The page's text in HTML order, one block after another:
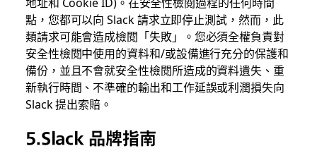
點，您都可以向 Slack 請求立即停止測試，然而，此
類請求可能會造成檢閱「失敗」。您必須全權負責對
安全性檢閱中使用的資料和/或設備進行充分的保護和
備份，並且不會就安全性檢閱所造成的資料遺失、重
新執行時間、不準確的輸出和工作延誤或利潤損失向
Slack 提出索賠。
5.Slack 品牌指南